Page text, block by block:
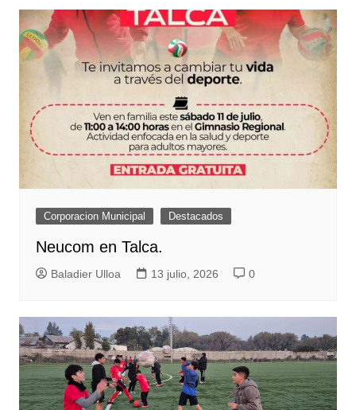
Corporacion Municipal Destacados
Neucom en Talca.
Baladier Ulloa 13 julio, 2026 0